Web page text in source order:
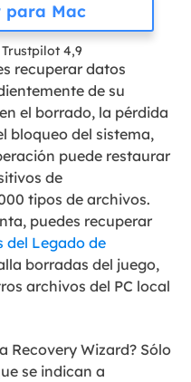
para Mac
4,9
recuperar datos
de su
el borrado, la pérdida
bloqueo del sistema,
puede restaurar
de
tipos de archivos.
puedes recuperar
del Legado de
borradas del juego,
archivos del PC local
Recovery Wizard? Sólo
se indican a